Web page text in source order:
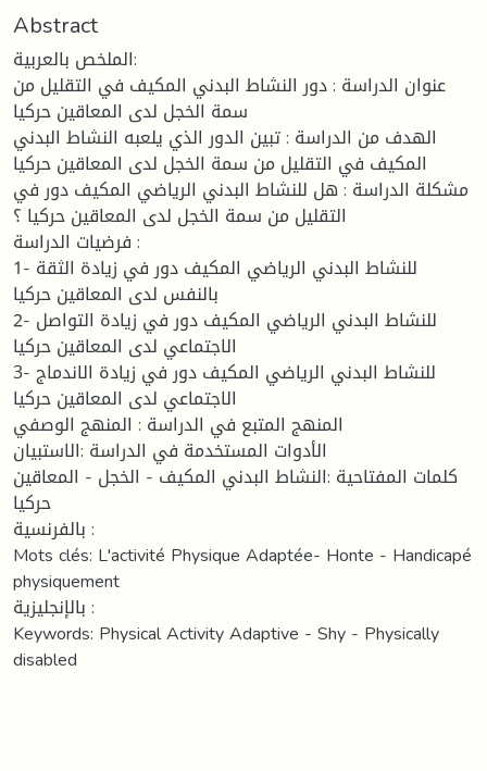
Abstract
الملخص بالعربية:
عنوان الدراسة : دور النشاط البدني المكيف في التقليل من
سمة الخجل لدى المعاقين حركيا
الهدف من الدراسة : تبين الدور الذي يلعبه النشاط البدني
المكيف في التقليل من سمة الخجل لدى المعاقين حركيا
مشكلة الدراسة : هل للنشاط البدني الرياضي المكيف دور في
التقليل من سمة الخجل لدى المعاقين حركيا ؟
فرضيات الدراسة :
1- للنشاط البدني الرياضي المكيف دور في زيادة الثقة
بالنفس لدى المعاقين حركيا
2- للنشاط البدني الرياضي المكيف دور في زيادة التواصل
الاجتماعي لدى المعاقين حركيا
3- للنشاط البدني الرياضي المكيف دور في زيادة الاندماج
الاجتماعي لدى المعاقين حركيا
المنهج المتبع في الدراسة : المنهج الوصفي
الأدوات المستخدمة في الدراسة :الاستبيان
كلمات المفتاحية :النشاط البدني المكيف - الخجل - المعاقين
حركيا
بالفرنسية :
Mots clés: L'activité Physique Adaptée- Honte - Handicapé
physiquement
بالإنجليزية :
Keywords: Physical Activity Adaptive - Shy - Physically
disabled